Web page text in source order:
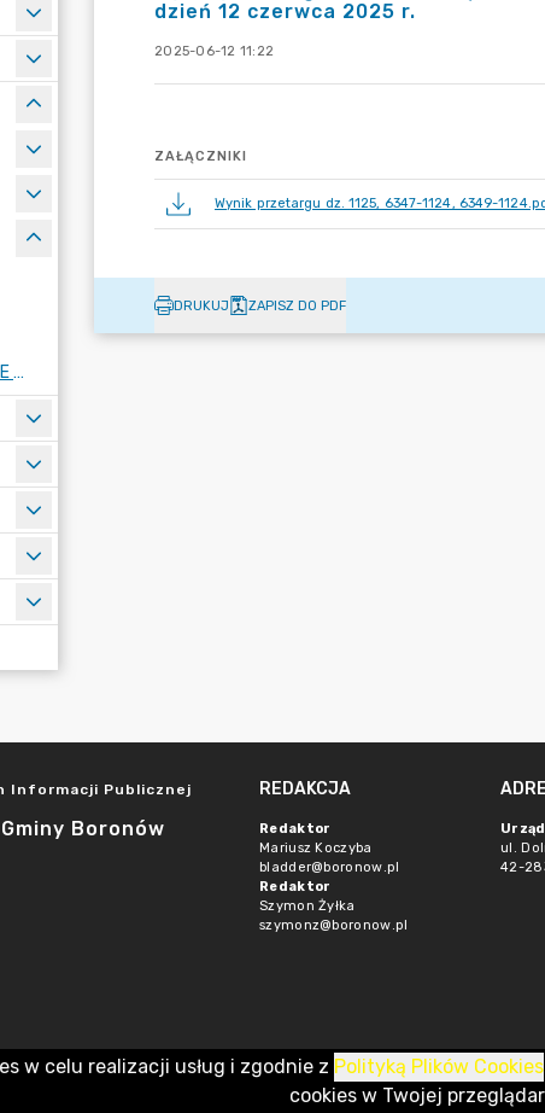
PLAN POSTĘPOWAŃ O UDZIELENIE ZAMÓWIEŃ PUBLICZNYCH
dzień 12 czerwca 2025 r.
2025-06-12 11:22
ZAŁĄCZNIKI
Wynik przetargu dz. 1125, 6347-1124, 6349-
DRUKUJ ZAPISZ DO PDF
Informacji Publicznej
Boronów
REDAKCJA
Redaktor
Mariusz Koczyba
bladder@boronow.pl
Redaktor
Szymon Żyłka
szymonz@boronow.pl
ul.
42-
w celu realizacji usług i zgodnie z Polityką Plików Cookies
cookies w Twojej